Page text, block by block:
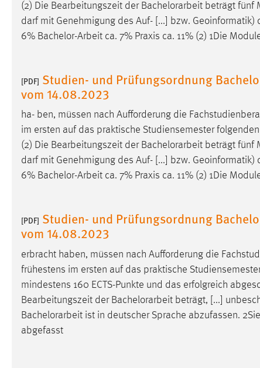
(2) Die Bearbeitungszeit der Bachelorarbeit beträgt fünf
darf mit Genehmigung des Auf- [...] bzw.
6% Bachelor-Arbeit ca. 7% Praxis ca. 11% (2) 1Die
[PDF] Studien- und Prüfungsordnung
vom 14.08.2023
ha- ben, müssen nach Aufforderung die
im ersten auf das praktische Studiensemester
(2) Die Bearbeitungszeit der Bachelorarbeit beträgt fünf
darf mit Genehmigung des Auf- [...] bzw.
6% Bachelor-Arbeit ca. 7% Praxis ca. 11% (2) 1Die
[PDF] Studien- und Prüfungsordnung
vom 14.08.2023
erbracht haben, müssen nach Aufforderung die
frühestens im ersten auf das praktische
mindestens 160 ECTS-Punkte und das erfolgreich
Bearbeitungszeit der Bachelorarbeit beträgt, [...]
Bachelorarbeit ist in deutscher Sprache abzufassen.
abgefasst